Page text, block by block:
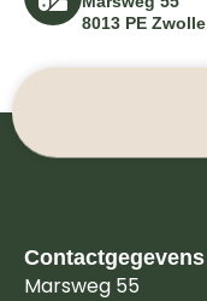
8013 PE Zwolle
Contactgegevens
Marsweg 55